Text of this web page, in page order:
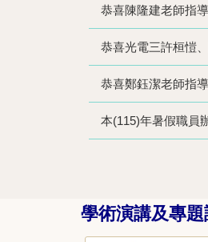
恭喜光電三許桓愷
本(115)年暑假職員
學術演講及專